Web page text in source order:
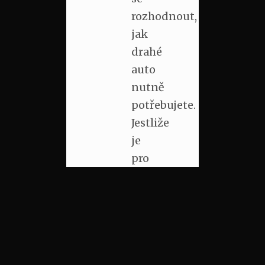
rozhodnout,
jak
drahé
auto
nutně
potřebujete.
Jestliže
je
pro